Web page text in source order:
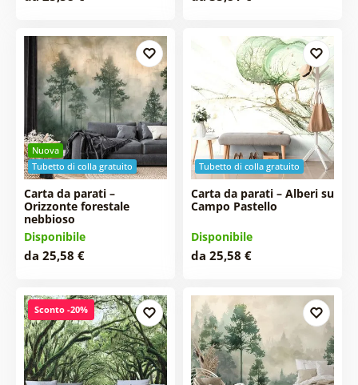
Nuova
Tubetto di colla gratuito
Carta da parati –
Orizzonte forestale
nebbioso
Disponibile
da 25,58 €
Tubetto di colla gratuito
Carta da parati – Alberi su
Campo Pastello
Disponibile
da 25,58 €
Sconto -20%